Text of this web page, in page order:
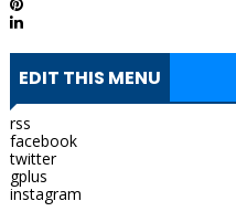
EDIT THIS MENU
rss
facebook
twitter
gplus
instagram